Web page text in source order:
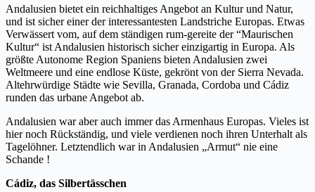
Andalusien bietet ein reichhaltiges Angebot an Kultur und Natur,
und ist sicher einer der interessantesten Landstriche Europas. Etwas
Verwässert vom, auf dem ständigen rum-gereite der “Maurischen
Kultur“ ist Andalusien historisch sicher einzigartig in Europa. Als
größte Autonome Region Spaniens bieten Andalusien zwei
Weltmeere und eine endlose Küste, gekrönt von der Sierra Nevada.
Altehrwürdige Städte wie Sevilla, Granada, Cordoba und Cádiz
runden das urbane Angebot ab.
Andalusien war aber auch immer das Armenhaus Europas. Vieles ist
hier noch Rückständig, und viele verdienen noch ihren Unterhalt als
Tagelöhner. Letztendlich war in Andalusien „Armut“ nie eine
Schande !
Cádiz, das Silbertässchen